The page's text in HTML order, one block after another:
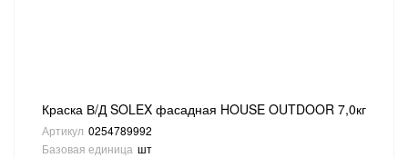
Краска В/Д SOLEX фасадная HOUSE OUTDOOR 7,0кг
Артикул 0254789992
Базовая единица шт